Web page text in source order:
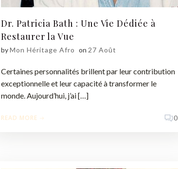
Dr. Patricia Bath : Une Vie Dédiée à
Restaurer la Vue
byMon Héritage Afro on 27 Août
Certaines personnalités brillent par leur contribution
exceptionnelle et leur capacité à transformer le
monde. Aujourd’hui, j’ai […]
READ MORE 0